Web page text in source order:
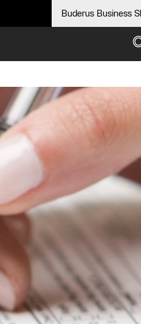
Buderus Business